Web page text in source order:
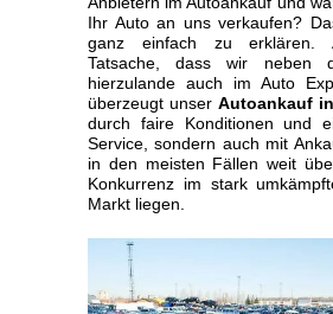
Ihr Auto an uns verkaufen?
ganz einfach zu erklären.
Tatsache, dass wir neben
hierzulande auch im Auto
überzeugt unser Autoankauf
durch faire Konditionen und
Service, sondern auch mit
in den meisten Fällen weit
Konkurrenz im stark
Markt liegen.